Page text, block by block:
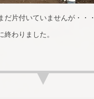
だ片付いていませんが・・・
終わりました。